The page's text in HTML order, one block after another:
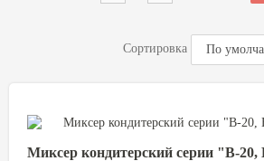
Сортировка
Миксер кондитерский серии "В-20,